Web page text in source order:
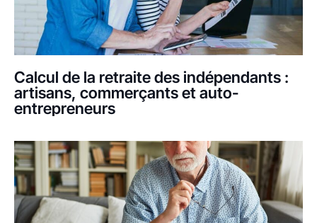
Calcul de la retraite des indépendants :
artisans, commerçants et auto-
entrepreneurs